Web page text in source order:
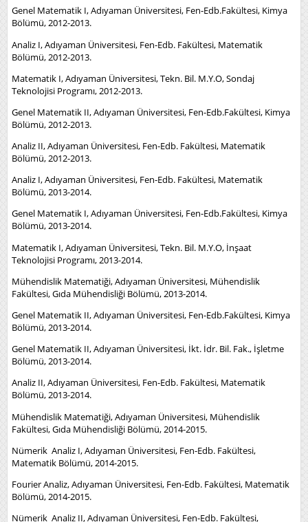
Genel Matematik I, Adıyaman Üniversitesi, Fen-Edb.Fakültesi, Kimya
Bölümü, 2012-2013.
Analiz I, Adıyaman Üniversitesi, Fen-Edb. Fakültesi, Matematik
Bölümü, 2012-2013.
Matematik I, Adıyaman Üniversitesi, Tekn. Bil. M.Y.O, Sondaj
Teknolojisi Programı, 2012-2013.
Genel Matematik II, Adıyaman Üniversitesi, Fen-Edb.Fakültesi, Kimya
Bölümü, 2012-2013.
Analiz II, Adıyaman Üniversitesi, Fen-Edb. Fakültesi, Matematik
Bölümü, 2012-2013.
Analiz I, Adıyaman Üniversitesi, Fen-Edb. Fakültesi, Matematik
Bölümü, 2013-2014.
Genel Matematik I, Adıyaman Üniversitesi, Fen-Edb.Fakültesi, Kimya
Bölümü, 2013-2014.
Matematik I, Adıyaman Üniversitesi, Tekn. Bil. M.Y.O, İnşaat
Teknolojisi Programı, 2013-2014.
Mühendislik Matematiği, Adıyaman Üniversitesi, Mühendislik
Fakültesi, Gıda Mühendisliği Bölümü, 2013-2014.
Genel Matematik II, Adıyaman Üniversitesi, Fen-Edb.Fakültesi, Kimya
Bölümü, 2013-2014.
Genel Matematik II, Adıyaman Üniversitesi, İkt. İdr. Bil. Fak., İşletme
Bölümü, 2013-2014.
Analiz II, Adıyaman Üniversitesi, Fen-Edb. Fakültesi, Matematik
Bölümü, 2013-2014.
Mühendislik Matematiği, Adıyaman Üniversitesi, Mühendislik
Fakültesi, Gıda Mühendisliği Bölümü, 2014-2015.
Nümerik Analiz I, Adıyaman Üniversitesi, Fen-Edb. Fakültesi,
Matematik Bölümü, 2014-2015.
Fourier Analiz, Adıyaman Üniversitesi, Fen-Edb. Fakültesi, Matematik
Bölümü, 2014-2015.
Nümerik Analiz II, Adıyaman Üniversitesi, Fen-Edb. Fakültesi,